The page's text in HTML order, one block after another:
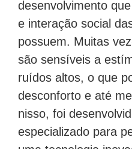
desenvolvimento
e interação social
possuem. Muitas
são sensíveis a
ruídos altos, o que
desconforto e até
nisso, foi
especializado para